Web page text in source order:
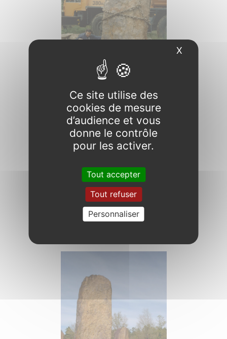
Pierres droites.
Un menhir repositionné dans
son calage.
Les Pierres droites
Ce site utilise des
cookies de mesure
d’audience et vous
donne le contrôle
pour les activer.
Tout accepter
Tout refuser
Personnaliser
X Masquer